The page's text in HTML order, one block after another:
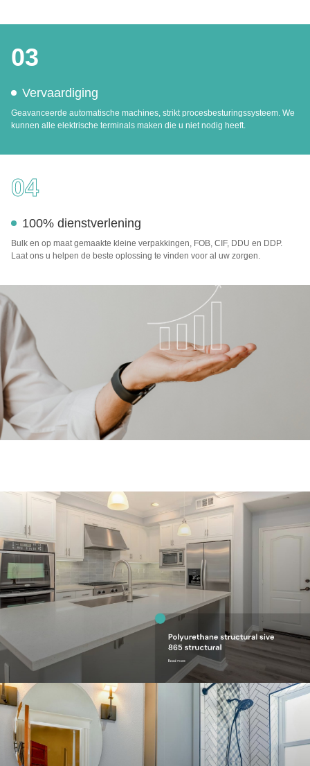
03
Vervaardiging
Geavanceerde automatische machines, strikt procesbesturingssysteem. We
kunnen alle elektrische terminals maken die u niet nodig heeft.
04
100% dienstverlening
Bulk en op maat gemaakte kleine verpakkingen, FOB, CIF, DDU en DDP.
Laat ons u helpen de beste oplossing te vinden voor al uw zorgen.